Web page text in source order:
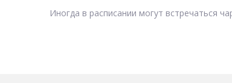
Иногда в расписании могут встречаться